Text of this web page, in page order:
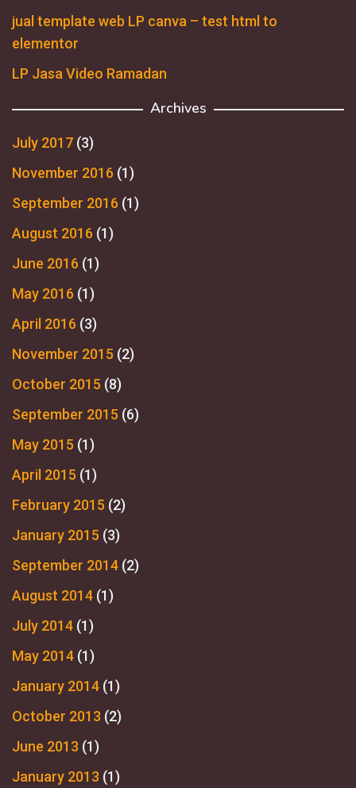
jual template web LP canva – test html to
elementor
LP Jasa Video Ramadan
Archives
July 2017 (3)
November 2016 (1)
September 2016 (1)
August 2016 (1)
June 2016 (1)
May 2016 (1)
April 2016 (3)
November 2015 (2)
October 2015 (8)
September 2015 (6)
May 2015 (1)
April 2015 (1)
February 2015 (2)
January 2015 (3)
September 2014 (2)
August 2014 (1)
July 2014 (1)
May 2014 (1)
January 2014 (1)
October 2013 (2)
June 2013 (1)
January 2013 (1)